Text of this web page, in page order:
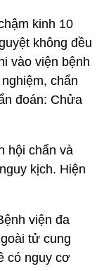
kinh 10
không đều
vào viện bệnh
chẩn
đoán: Chửa
hội chẩn và
kịch. Hiện
viện đa
tử cung
có nguy cơ